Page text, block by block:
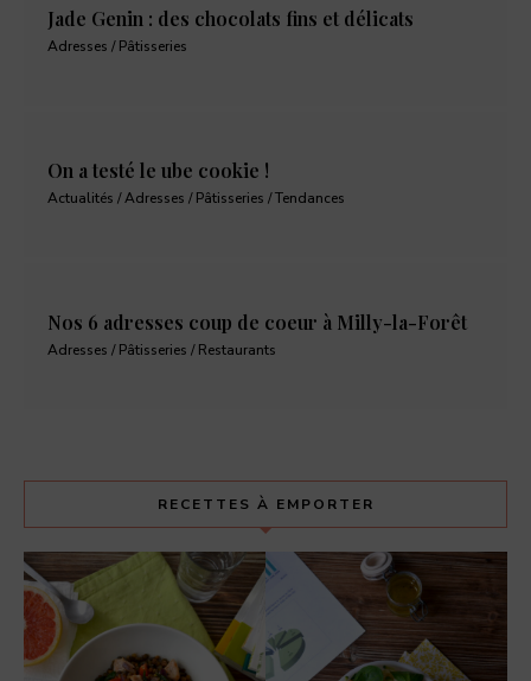
Jade Genin : des chocolats fins et délicats
Adresses / Pâtisseries
On a testé le ube cookie !
Actualités / Adresses / Pâtisseries / Tendances
Nos 6 adresses coup de coeur à Milly-la-Forêt
Adresses / Pâtisseries / Restaurants
RECETTES À EMPORTER